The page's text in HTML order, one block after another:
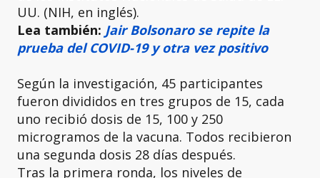
UU. (NIH, en inglés).
Lea también: Jair Bolsonaro se repite la
prueba del COVID-19 y otra vez positivo
Según la investigación, 45 participantes
fueron divididos en tres grupos de 15, cada
uno recibió dosis de 15, 100 y 250
microgramos de la vacuna. Todos recibieron
una segunda dosis 28 días después.
Tras la primera ronda, los niveles de